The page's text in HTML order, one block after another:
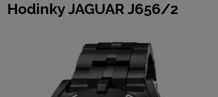
Hodinky JAGUAR J656/2